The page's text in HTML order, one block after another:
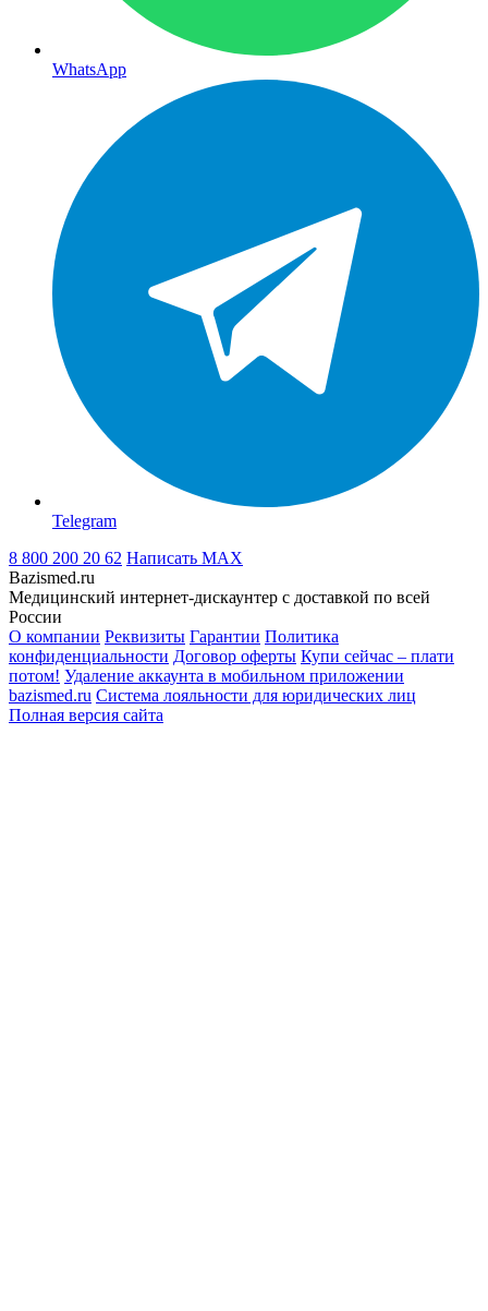
WhatsApp
Telegram
8 800 200 20 62 Написать MAX
Bazismed.ru
Медицинский интернет-дискаунтер с доставкой по всей
России
О компании Реквизиты Гарантии Политика
конфиденциальности Договор оферты Купи сейчас – плати
потом! Удаление аккаунта в мобильном приложении
bazismed.ru Система лояльности для юридических лиц
Полная версия сайта